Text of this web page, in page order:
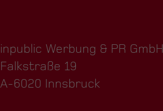
inpublic Werbung & PR GmbH
Falkstraße 19
A-6020 Innsbruck